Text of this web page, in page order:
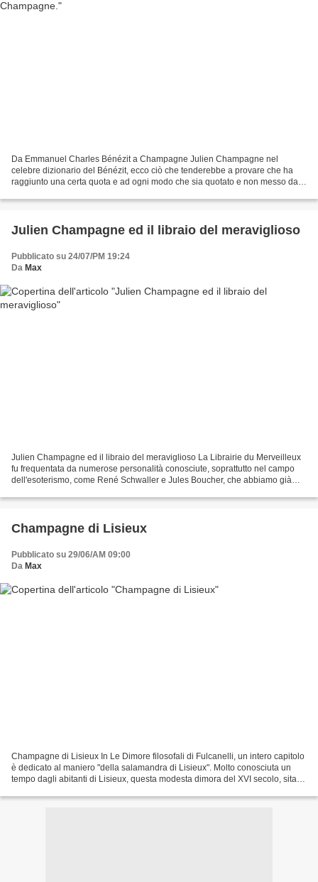
Da Emmanuel Charles Bénézit a Champagne Julien Champagne nel
celebre dizionario del Bénézit, ecco ciò che tenderebbe a provare che ha
raggiunto una certa quota e ad ogni modo che sia quotato e non messo da
Julien Champagne ed il libraio del meraviglioso
Pubblicato su 24/07/PM 19:24
Da Max
Julien Champagne ed il libraio del meraviglioso La Librairie du Merveilleux
fu frequentata da numerose personalità conosciute, soprattutto nel campo
dell'esoterismo, come René Schwaller e Jules Boucher, che abbiamo già
Champagne di Lisieux
Pubblicato su 29/06/AM 09:00
Da Max
Champagne di Lisieux In Le Dimore filosofali di Fulcanelli, un intero capitolo
è dedicato al maniero "della salamandra di Lisieux". Molto conosciuta un
tempo dagli abitanti di Lisieux, questa modesta dimora del XVI secolo, sita al